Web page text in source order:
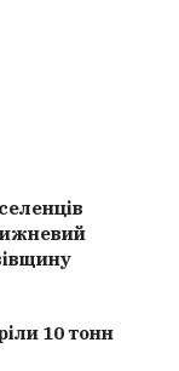
10 тонн